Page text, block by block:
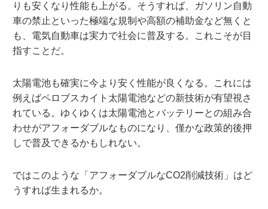
りも安くなり性能も上がる。そうすれば、ガソリン自動
車の禁止といった極端な規制や高額の補助金など無くと
も、電気自動車は実力で社会に普及する。これこそが目
指すことだ。
太陽電池も確実に今より安く性能が良くなる。これには
例えばペロブスカイト太陽電池などの新技術が有望視さ
れている。 ゆくゆくは太陽電池とバッテリーとの組み合
わせがアフォーダブルなものになり、僅かな政策的後押
しで普及できるかもしれない。
ではこのような「アフォーダブルなCO2削減技術」はど
うすれば生まれるか。